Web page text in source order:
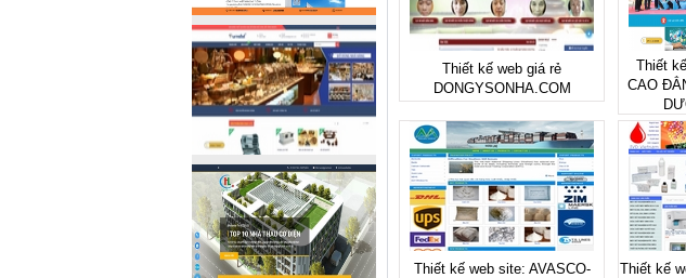
Thiết kế web giá rẻ
DONGYSONHA.COM
Thiết
CAO
Thiết kế web site: AVASCO-
Thiết kế